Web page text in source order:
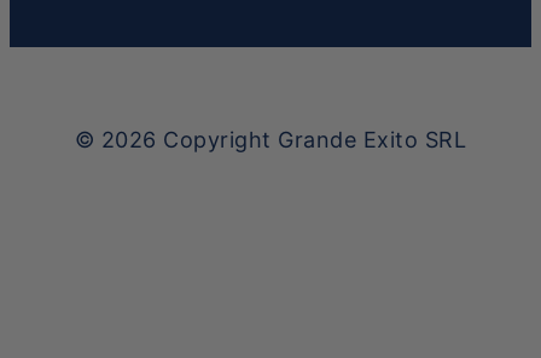
© 2026 Copyright Grande Exito SRL